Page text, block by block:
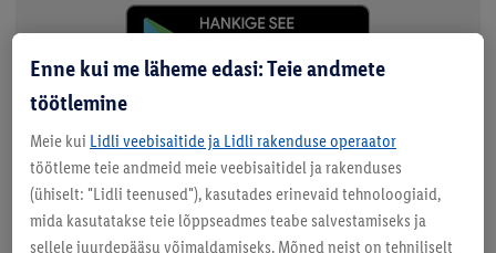
Enne kui me läheme edasi: Teie andmete
töötlemine
Meie kui Lidli veebisaitide ja Lidli rakenduse operaator
töötleme teie andmeid meie veebisaitidel ja rakenduses
(ühiselt: "Lidli teenused"), kasutades erinevaid tehnoloogiaid,
mida kasutatakse teie lõppseadmes teabe salvestamiseks ja
sellele juurdepääsu võimaldamiseks. Mõned neist on tehniliselt